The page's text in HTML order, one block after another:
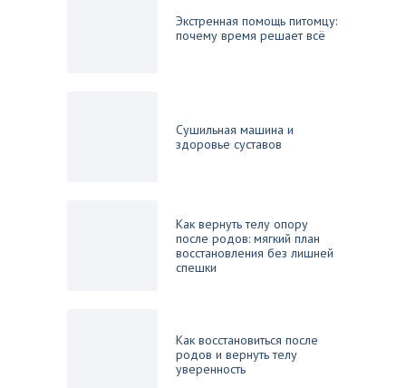
Экстренная помощь питомцу:
почему время решает всё
Сушильная машина и
здоровье суставов
Как вернуть телу опору
после родов: мягкий план
восстановления без лишней
спешки
Как восстановиться после
родов и вернуть телу
уверенность